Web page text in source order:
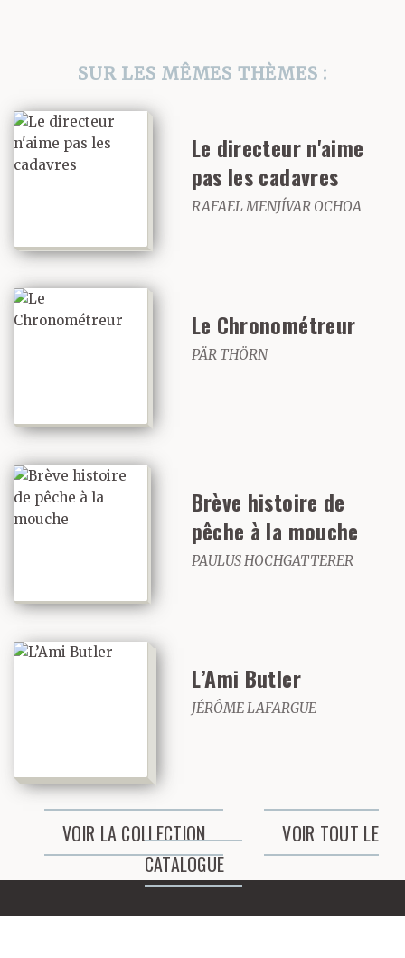
SUR LES MÊMES THÈMES :
Le directeur n'aime
pas les cadavres
RAFAEL MENJÍVAR OCHOA
Le Chronométreur
PÄR THÖRN
Brève histoire de
pêche à la mouche
PAULUS HOCHGATTERER
L’Ami Butler
JÉRÔME LAFARGUE
VOIR LA COLLECTION
VOIR TOUT LE
CATALOGUE